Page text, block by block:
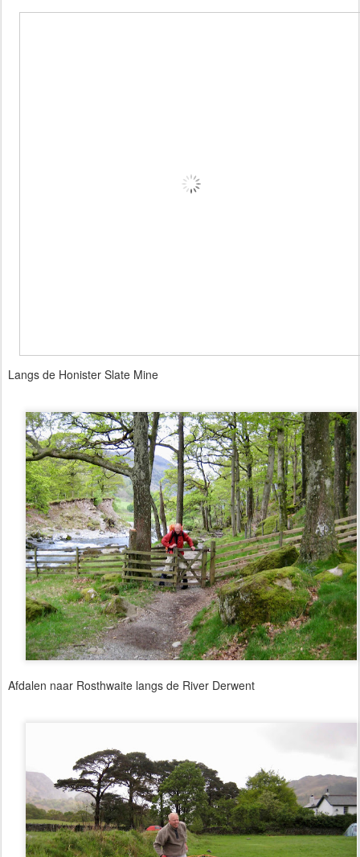
Langs de Honister Slate Mine
Afdalen naar Rosthwaite langs de River Derwent